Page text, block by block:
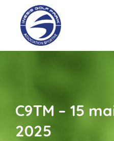
content
C9TM – 15
2025